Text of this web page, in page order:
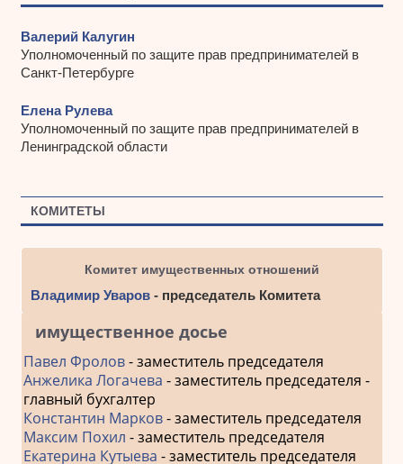
Валерий Калугин
Уполномоченный по защите прав предпринимателей в
Санкт-Петербурге
Елена Рулева
Уполномоченный по защите прав предпринимателей в
Ленинградской области
КОМИТЕТЫ
Комитет имущественных отношений
Владимир Уваров- председатель Комитета
имущественное досье
Павел Фролов- заместитель председателя
Анжелика Логачева - заместитель председателя -
главный бухгалтер
Константин Марков- заместитель председателя
Максим Похил - заместитель председателя
Екатерина Кутыева - заместитель председателя